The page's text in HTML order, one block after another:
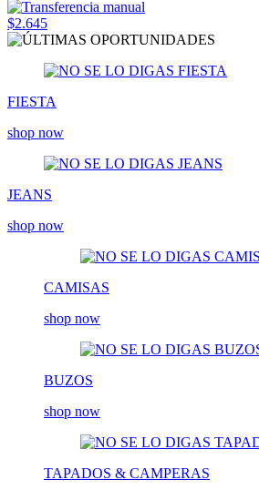
$2.645
FIESTA
shop now
JEANS
shop now
CAMISAS
shop now
BUZOS
shop now
TAPADOS & CAMPERAS